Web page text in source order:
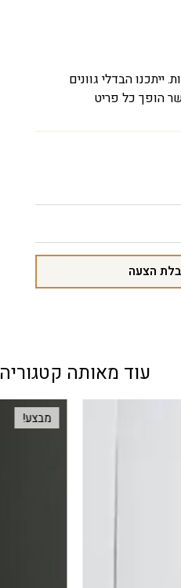
הבדלי גוונים
הופך כל פריט
הצעה
עוד מאותה קטגוריה
מבצע!